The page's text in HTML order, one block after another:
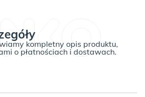
kompletny opis produktu,
o płatnościach i dostawach.